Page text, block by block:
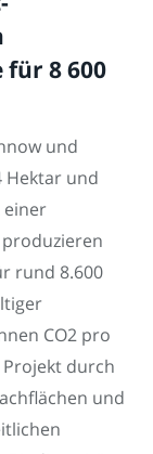
8 600
und
Hektar und
einer
rund 8.600
CO2 pro
Projekt durch
und